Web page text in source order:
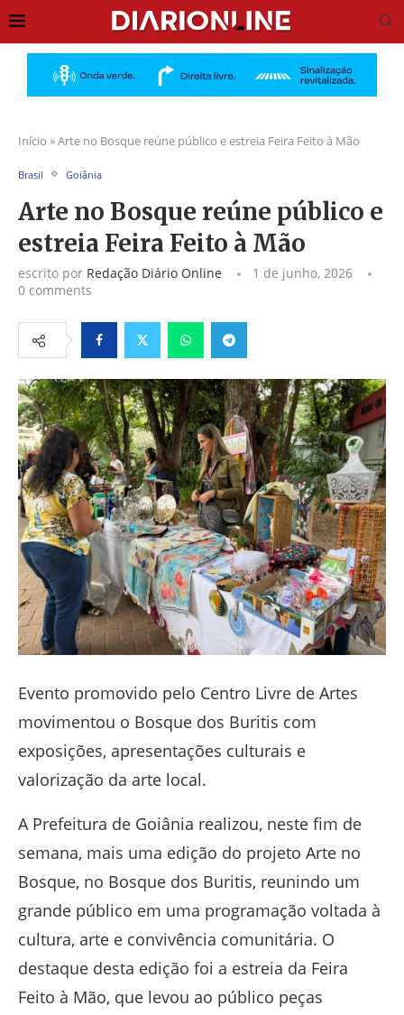
Início »Arte no Bosque reúne público e estreia Feira Feito à Mão
Brasil Goiânia
Arte no Bosque reúne público e
estreia Feira Feito à Mão
escrito por Redação Diário Online
1 de junho, 2026
0 comments
FacebookTwitter WhatsappTelegram
Evento promovido pelo Centro Livre de Artes
movimentou o Bosque dos Buritis com
exposições, apresentações culturais e
valorização da arte local.
A Prefeitura de Goiânia realizou, neste fim de
semana, mais uma edição do projeto Arte no
Bosque, no Bosque dos Buritis, reunindo um
grande público em uma programação voltada à
cultura, arte e convivência comunitária. O
destaque desta edição foi a estreia da Feira
Feito à Mão, que levou ao público peças